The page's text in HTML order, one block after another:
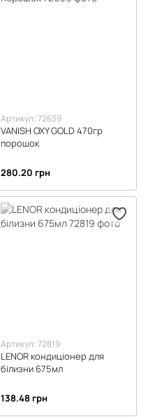
Артикул: 72639
VANISH OXY GOLD 470гр
порошок
280.20 грн
Артикул: 72819
LENOR кондиціонер для
білизни 675мл
138.48 грн